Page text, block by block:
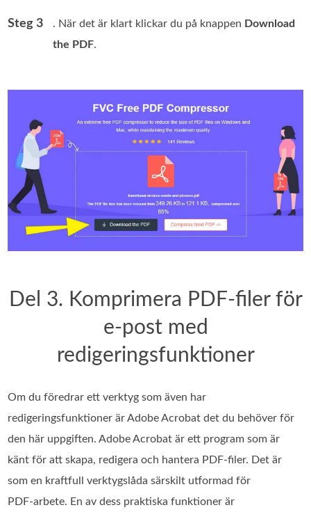
Steg 3 . När det är klart klickar du på knappen Download
the PDF.
Del 3. Komprimera PDF-filer för
e-post med
redigeringsfunktioner
Om du föredrar ett verktyg som även har
redigeringsfunktioner är Adobe Acrobat det du behöver för
den här uppgiften. Adobe Acrobat är ett program som är
känt för att skapa, redigera och hantera PDF‑filer. Det är
som en kraftfull verktygslåda särskilt utformad för
PDF‑arbete. En av dess praktiska funktioner är